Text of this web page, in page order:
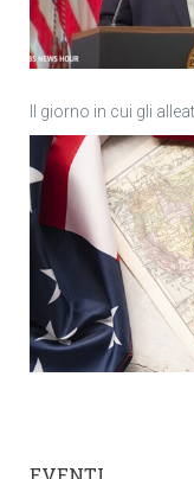
Il giorno in cui gli